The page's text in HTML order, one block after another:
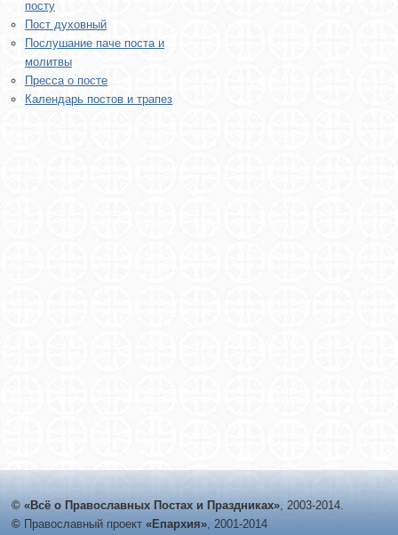
посту
Пост духовный
Послушание паче поста и
молитвы
Пресса о посте
Календарь постов и трапез
© «Всё о Православных Постах и Праздниках», 2003-2014.
© Православный проект «Епархия», 2001-2014